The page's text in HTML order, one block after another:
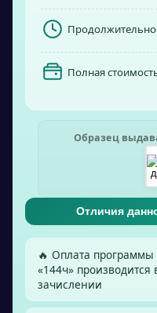
Полная
Образец
Отличия
🔥 Оплата
«144ч»
зачислении